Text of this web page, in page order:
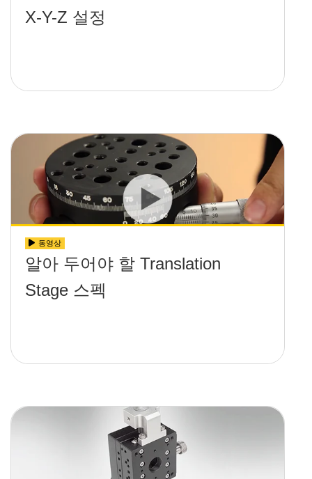
X-Y-Z 설정
동영상
알아 두어야 할 Translation
Stage 스펙